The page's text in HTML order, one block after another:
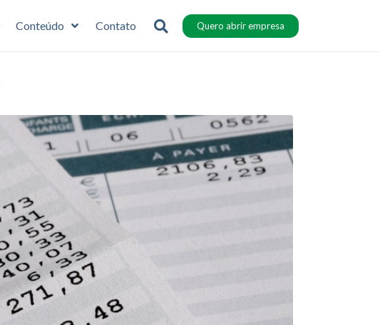
Conteúdo Contato Quero abrir empresa